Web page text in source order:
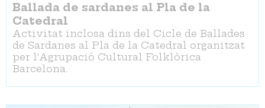
Ballada de sardanes al Pla de la
Catedral
Activitat inclosa dins del Cicle de Ballades
de Sardanes al Pla de la Catedral organitzat
per l'Agrupació Cultural Folklòrica
Barcelona.